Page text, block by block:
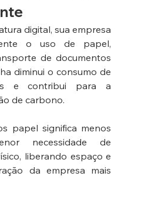
digital, sua empresa
o uso de papel,
de documentos
diminui o consumo de
e contribui para a
de carbono.
papel significa menos
necessidade de
liberando espaço e
da empresa mais